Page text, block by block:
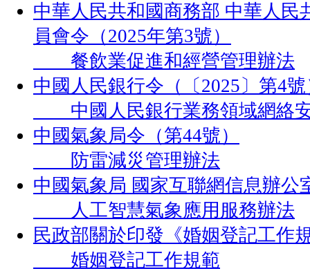
中華人民共和國商務部 中華人民
員會令（2025年第3號）
餐飲業促進和經營管理辦法
中國人民銀行令（〔2025〕第4
中國人民銀行業務領域網絡
中國氣象局令（第44號）
防雷減災管理辦法
中國氣象局 國家互聯網信息辦公
人工智慧氣象應用服務辦法
民政部關於印發《婚姻登記工作
婚姻登記工作規範